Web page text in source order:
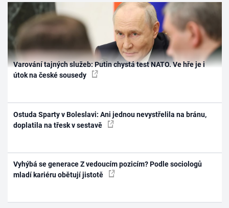
Varování tajných služeb: Putin chystá test NATO. Ve hře je i
útok na české sousedy
Ostuda Sparty v Boleslavi: Ani jednou nevystřelila na bránu,
doplatila na třesk v sestavě
Vyhýbá se generace Z vedoucím pozicím? Podle sociologů
mladí kariéru obětují jistotě